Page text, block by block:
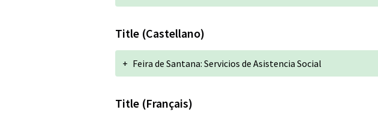
Title (Castellano)
+ Feira de Santana: Servicios de Asistencia Social
Title (Français)